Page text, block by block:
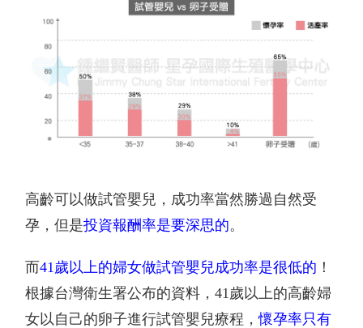
高齡可以做試管嬰兒，成功率當然勝過自然受
孕，但是投資報酬率是要深思的。
而41 歲以上的婦女做試管嬰兒成功率是很低的 ！
根據台灣衛生署公布的資料，41 歲以上的高齡婦
女以自己的卵子進行試管嬰兒療程，懷孕率只有